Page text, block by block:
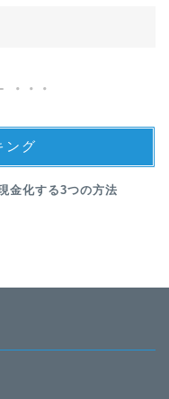
ング
金化する3つの方法